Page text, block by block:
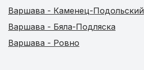
Варшава - Каменец-Подольский
Варшава - Бяла-Подляска
Варшава - Ровно